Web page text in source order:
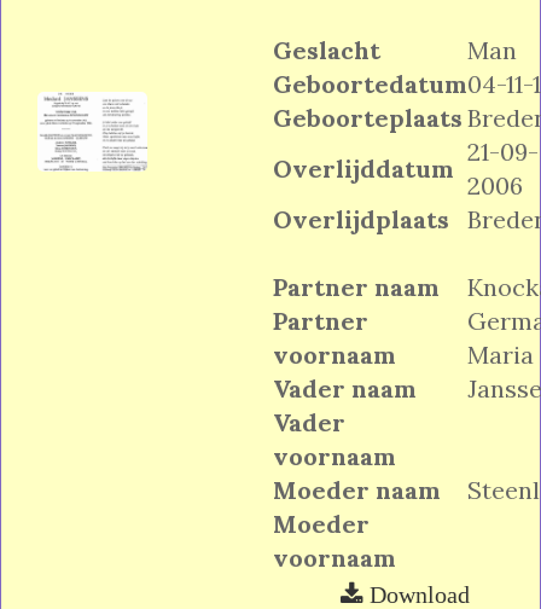
Geslacht
Man
Geboortedatum04-11-
Geboorteplaats
Overlijddatum
21-09-
2006
Overlijdplaats
Partner naam
Partner
voornaam
Maria
Vader naam
Vader
voornaam
Moeder naam
Moeder
voornaam
Download